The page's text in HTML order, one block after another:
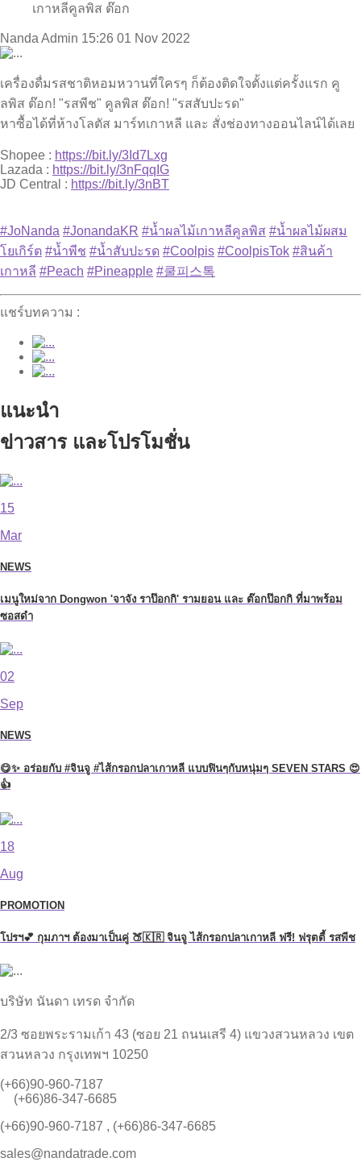
เกาหลีคูลพิส ต๊อก
Nanda Admin 15:26 01 Nov 2022
เครื่องดื่มรสชาติหอมหวานที่ใครๆ ก็ต้องติดใจตั้งแต่ครั้งแรก คู
ลพิส ต๊อก! "รสพีช" คูลพิส ต๊อก! "รสสับปะรด"
หาซื้อได้ที่ห้างโลตัส มาร์ทเกาหลี และ สั่งช่องทางออนไลน์ได้เลย
Shopee : https://bit.ly/3Id7Lxg
Lazada : https://bit.ly/3nFqqIG
JD Central : https://bit.ly/3nBT
#JoNanda #JonandaKR #น้ำผลไม้เกาหลีคูลพิส #น้ำผลไม้ผสม
โยเกิร์ต #น้ำพีช #น้ำสับปะรด #Coolpis #CoolpisTok #สินค้า
เกาหลี #Peach #Pineapple #쿨피스톡
แชร์บทความ :
แนะนำ
ข่าวสาร และโปรโมชั่น
15
Mar
NEWS
เมนูใหม่จาก Dongwon 'จาจัง ราป๊อกกิ' รามยอน และ ต๊อกป๊อกกิ ที่มาพร้อม
ซอสดำ
02
Sep
NEWS
😋✨ อร่อยกับ #จินจู #ไส้กรอกปลาเกาหลี แบบฟินๆกับหนุ่มๆ SEVEN STARS 😍
👍
18
Aug
PROMOTION
โปรฯ💕 กุมภาฯ ต้องมาเป็นคู่ 🍑🇰🇷 จินจู ไส้กรอกปลาเกาหลี ฟรี! ฟรุตตี้ รสพีช
บริษัท นันดา เทรด จำกัด
2/3 ซอยพระรามเก้า 43 (ซอย 21 ถนนเสรี 4) แขวงสวนหลวง เขต
สวนหลวง กรุงเทพฯ 10250
(+66)90-960-7187
(+66)86-347-6685
(+66)90-960-7187 , (+66)86-347-6685
sales@nandatrade.com